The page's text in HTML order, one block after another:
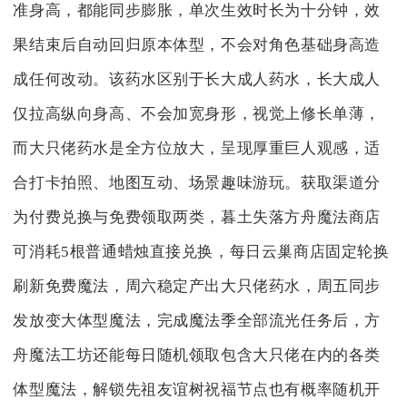
准身高，都能同步膨胀，单次生效时长为十分钟，效
果结束后自动回归原本体型，不会对角色基础身高造
成任何改动。该药水区别于长大成人药水，长大成人
仅拉高纵向身高、不会加宽身形，视觉上修长单薄，
而大只佬药水是全方位放大，呈现厚重巨人观感，适
合打卡拍照、地图互动、场景趣味游玩。获取渠道分
为付费兑换与免费领取两类，暮土失落方舟魔法商店
可消耗5根普通蜡烛直接兑换，每日云巢商店固定轮换
刷新免费魔法，周六稳定产出大只佬药水，周五同步
发放变大体型魔法，完成魔法季全部流光任务后，方
舟魔法工坊还能每日随机领取包含大只佬在内的各类
体型魔法，解锁先祖友谊树祝福节点也有概率随机开